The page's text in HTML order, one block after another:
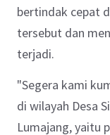
bertindak cepat
tersebut dan
terjadi.
"Segera kami
di wilayah Desa
Lumajang, yaitu